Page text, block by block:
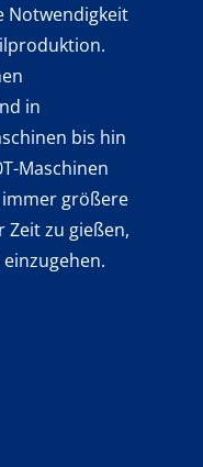
Notwendigkeit
in
bis hin
Maschinen
größere
zu gießen,